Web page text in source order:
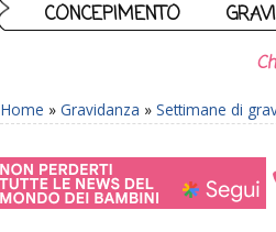
CONCEPIMENTO
Home » Gravidanza » Settimane di